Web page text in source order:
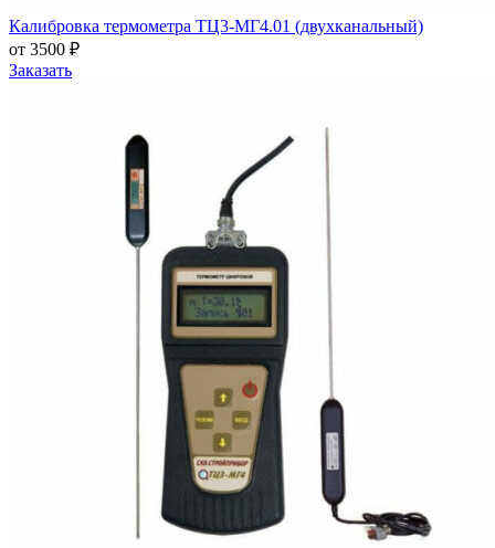
Калибровка термометра ТЦ3-МГ4.01 (двухканальный)
от 3500 ₽
Заказать